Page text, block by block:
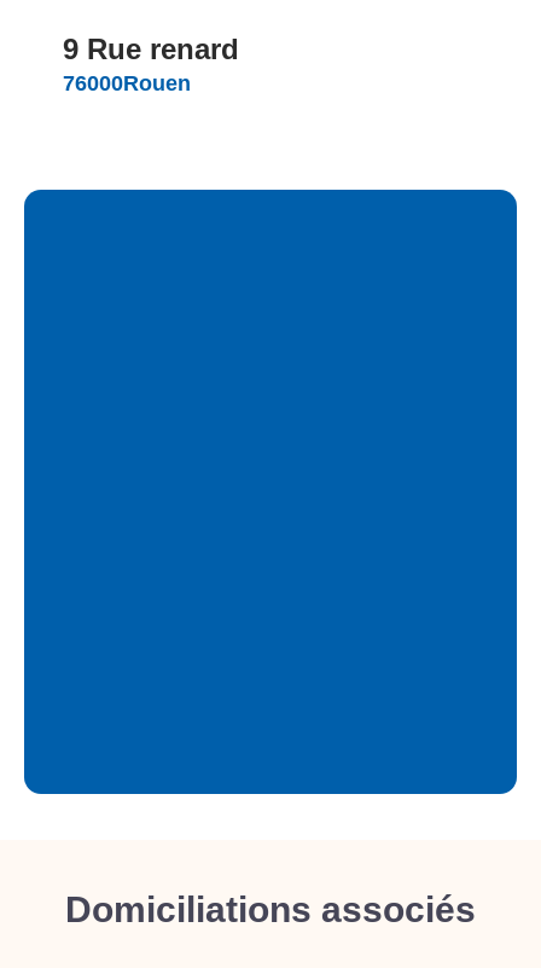
9 Rue renard
76000Rouen
Domiciliations associés